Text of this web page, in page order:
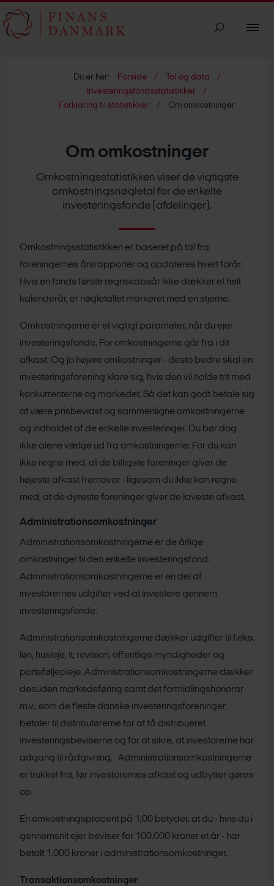
Du er her: Forside
Tal og data
Investeringsfondsstatistikker
Forklaring til statistikker
Om omkostninger
Om omkostninger
Omkostningsstatistikken viser de vigtigste
omkostningsnøgletal for de enkelte
investeringsfonde (afdelinger).
Omkostningsstatistikken er baseret på tal fra
foreningernes årsrapporter og opdateres hvert forår.
Hvis en fonds første regnskabsår ikke dækker et helt
kalenderår, er nøgletallet markeret med en stjerne.
Omkostningerne er et vigtigt parameter, når du ejer
investeringsfonde. For omkostningerne går fra i dit
afkast. Og jo højere omkostninger - desto bedre skal en
investeringsforening klare sig, hvis den vil holde trit med
konkurrenterne og markedet. Så det kan godt betale sig
at være prisbevidst og sammenligne omkostningerne
og indholdet af de enkelte investeringer. Du bør dog
ikke alene vælge ud fra omkostningerne. For du kan
ikke regne med, at de billigste foreninger giver de
højeste afkast fremover - ligesom du ikke kan regne
med, at de dyreste foreninger giver de laveste afkast.
Administrationsomkostninger
Administrationsomkostningerne er de årlige
omkostninger til den enkelte investeringsfond.
Administrationsomkostningerne er en del af
investorernes udgifter ved at investere gennem
investeringsfonde.
Administrationsomkostningerne dækker udgifter til f.eks.
løn, husleje, it, revision, offentlige myndigheder og
porteføljepleje. Administrationsomkostningerne dækker
desuden markedsføring samt det formidlingshonorar
m.v., som de fleste danske investeringsforeninger
betaler til distributørerne for at få distribueret
investeringsbeviserne og for at sikre, at investorerne har
adgang til rådgivning. Administrationsomkostningerne
er trukket fra, før investorernes afkast og udbytter gøres
op.
En omkostningsprocent på 1,00 betyder, at du - hvis du i
gennemsnit ejer beviser for 100.000 kroner et år - har
betalt 1.000 kroner i administrationsomkostninger.
Transaktionsomkostninger